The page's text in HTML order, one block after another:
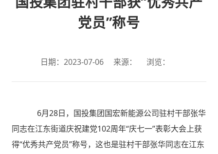
党员”称号
日期：2023-07-06 来源： 浏览：
6月28日，国投集团国宏新能源公司驻村干部张华
同志在江东街道庆祝建党102周年“庆七一”表彰大会上获
得“优秀共产党员”称号，这也是驻村干部张华同志在江东